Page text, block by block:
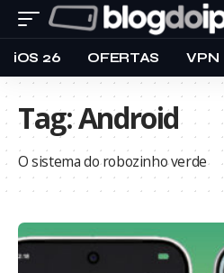
iOS 26 OFERTAS VPN
Tag:Android
O sistema do robozinho verde